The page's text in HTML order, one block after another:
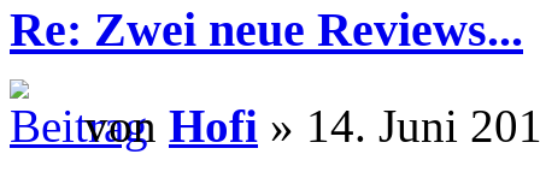
Re: Zwei neue Reviews...
von Hofi » 14. Juni